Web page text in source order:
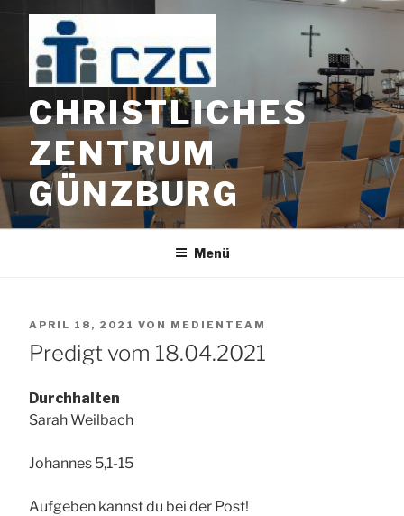
springen
CHRISTLICHES
ZENTRUM
GÜNZBURG
Menü
VERÖFFENTLICHT
AM
APRIL 18, 2021 VON MEDIENTEAM
Predigt vom 18.04.2021
Durchhalten
Sarah Weilbach
Johannes 5,1-15
Aufgeben kannst du bei der Post!